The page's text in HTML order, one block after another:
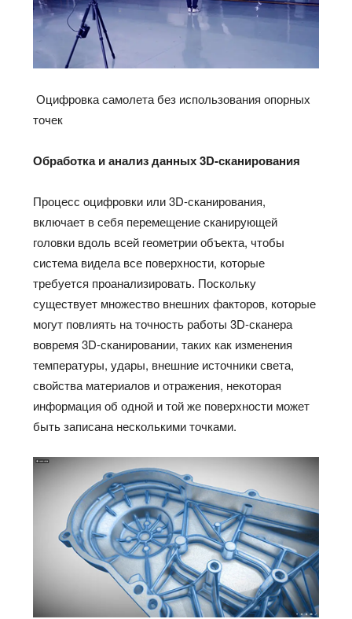
Оцифровка самолета без использования опорных
точек
Обработка и анализ данных 3D-сканирования
Процесс оцифровки или 3D-сканирования,
включает в себя перемещение сканирующей
головки вдоль всей геометрии объекта, чтобы
система видела все поверхности, которые
требуется проанализировать. Поскольку
существует множество внешних факторов, которые
могут повлиять на точность работы 3D-сканера
вовремя 3D-сканировании, таких как изменения
температуры, удары, внешние источники света,
свойства материалов и отражения, некоторая
информация об одной и той же поверхности может
быть записана несколькими точками.